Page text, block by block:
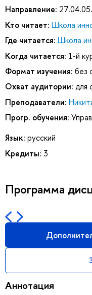
Направление:
Кто читает: Школа
Где читается: Школа
Когда читается: 1-й
Формат изучения: без
Охват аудитории: для
Преподаватели:
Прогр. обучения:
Язык: русский
Кредиты: 3
Программа
Аннотация